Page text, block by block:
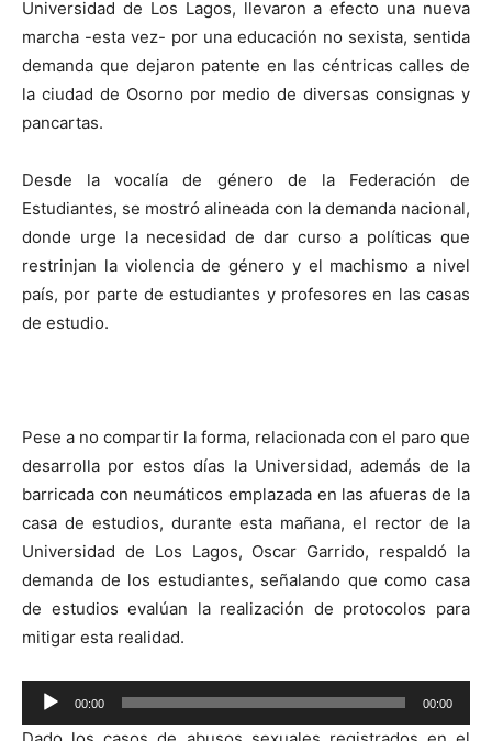
Universidad de Los Lagos, llevaron a efecto una nueva
marcha -esta vez- por una educación no sexista, sentida
demanda que dejaron patente en las céntricas calles de
la ciudad de Osorno por medio de diversas consignas y
pancartas.
Desde la vocalía de género de la Federación de
Estudiantes, se mostró alineada con la demanda nacional,
donde urge la necesidad de dar curso a políticas que
restrinjan la violencia de género y el machismo a nivel
país, por parte de estudiantes y profesores en las casas
de estudio.
Pese a no compartir la forma, relacionada con el paro que
desarrolla por estos días la Universidad, además de la
barricada con neumáticos emplazada en las afueras de la
casa de estudios, durante esta mañana, el rector de la
Universidad de Los Lagos, Oscar Garrido, respaldó la
demanda de los estudiantes, señalando que como casa
de estudios evalúan la realización de protocolos para
mitigar esta realidad.
Reproductor
de
00:00 00:00